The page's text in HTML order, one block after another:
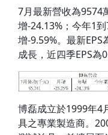
7月最新營收為9574
增-24.13%；今年1
增-9.59%。最新
成長，近四季EPS為
博磊成立於1999年4
具之專業製造商。